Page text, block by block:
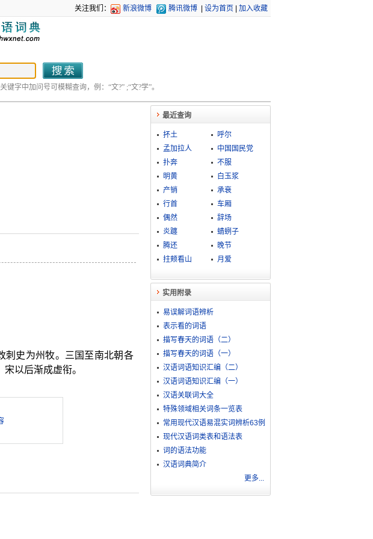
关注我们： 新浪微博 腾讯微博 设为首页 加入收藏
键字中加问号可模糊查询，例：“文?” ;“文?学”。
刺史为州牧。三国至南北朝各
以后渐成虚衔。
最近查询
抔土
呼尔
孟加拉人
中国国民党
扑奔
不服
明黄
白玉浆
产销
承衰
行首
车厢
偶然
辞场
炎躔
蜻蛚子
腾还
晚节
拄颊看山
月爱
实用附录
易误解词语辨析
表示看的词语
描写春天的词语（二）
描写春天的词语（一）
汉语词语知识汇编（二）
汉语词语知识汇编（一）
汉语关联词大全
特殊领域相关词条一览表
常用现代汉语易混实词辨析63例
现代汉语词类表和语法表
词的语法功能
汉语词典简介
更多...